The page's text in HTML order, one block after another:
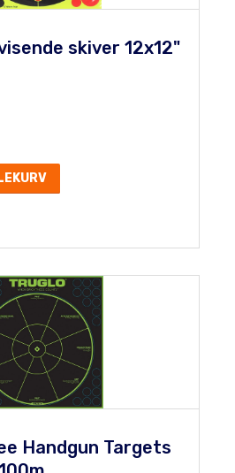
skiver 12x12"
Handgun Targets